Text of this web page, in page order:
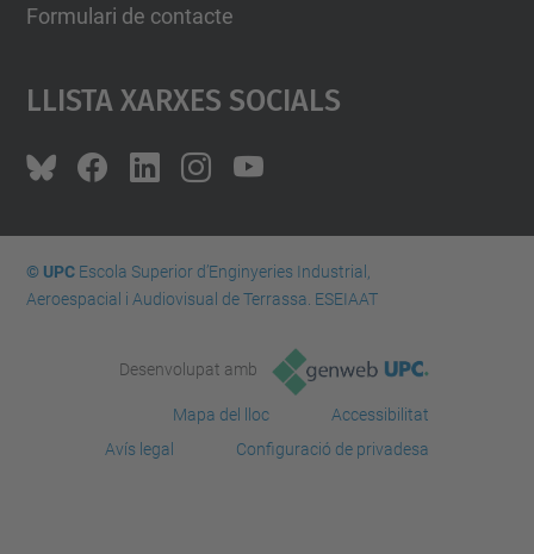
Formulari de contacte
Llista Xarxes Socials
© UPCEscola Superior d’Enginyeries Industrial,
Aeroespacial i Audiovisual de Terrassa. ESEIAAT
Desenvolupat amb
Mapa del lloc
Accessibilitat
Avís legal
Configuració de privadesa